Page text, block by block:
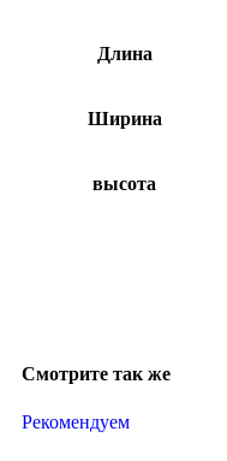
Длина
Ширина
высота
Смотрите так же
Рекомендуем